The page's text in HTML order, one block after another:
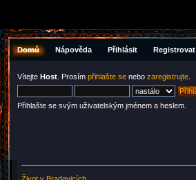
Domů Nápověda Přihlásit Registrovat
Vítejte Host . Prosím přihlašte se nebo zaregistrujte
Přihlašte se svým uživatelským jménem a heslem.